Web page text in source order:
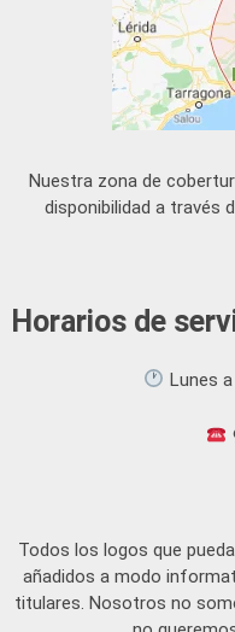
Nuestra zona de
disponibilidad a través
Horarios de
Lunes
Todos los logos que
añadidos a modo
titulares. Nosotros no